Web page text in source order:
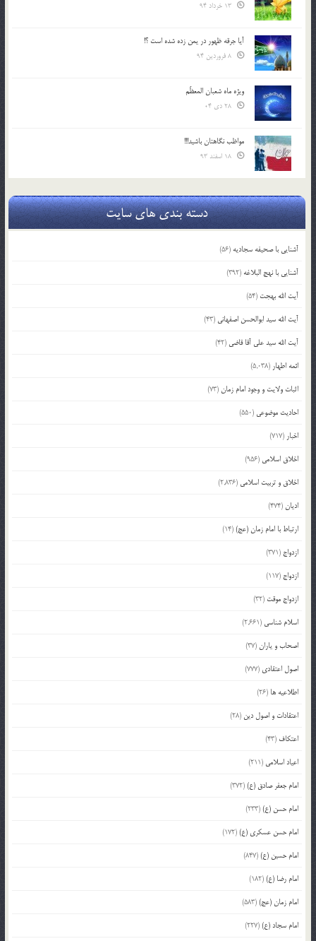
آیا جرقه ظهور در یمن زده شده است ؟!
ویژه ماه شعبان المعظّم
مواظب نگاهتان باشید!!!
دسته بندی های سایت
آشنایی با صحیفه سجادیه (56)
آشنایی با نهج البلاغه (392)
آیت الله بهجت (54)
آیت الله سید ابوالحسن اصفهانی (43)
آیت الله سید علی آقا قاضی (42)
ائمه اطهار (5,038)
اثبات ولایت و وجود امام زمان(73)
احادیث موضوعی (550)
اخبار (717)
اخلاق اسلامی (956)
اخلاق و تربیت اسلامی (2,836)
ادیان(474)
ارتباط با امام زمان (عج)(14)
ازدواج (371)
ازدواج (117)
ازدواج موقت (32)
اسلام شناسی (2,661)
اصحاب و یاران(37)
اصول اعتقادی (777)
اطلاعیه ها (26)
اعتقادات و اصول دین (28)
اعتکاف (43)
اعیاد اسلامی (211)
امام جعفر صادق (ع)(372)
امام حسن (ع)(233)
امام حسن عسکری (ع)(172)
امام حسین (ع)(847)
امام رضا (ع)(182)
امام زمان (عج)(583)
امام سجاد (ع)(227)